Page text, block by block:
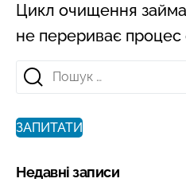
Пошук:
ЗАПИТАТИ
Недавні записи
Цикл очищення
не перериває процес